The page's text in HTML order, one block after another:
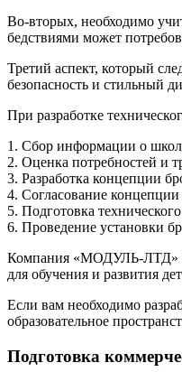
Во-вторых, необходимо
бедствиями может
Третий аспект, который
безопасность и стильный
При разработке
1. Сбор информации о
2. Оценка потребностей и
3. Разработка концепции
4. Согласование
5. Подготовка
6. Проведение установки
Компания «МОДУЛЬ-ЛТД»
для обучения и развития
Если вам необходимо
образовательное
Подготовка